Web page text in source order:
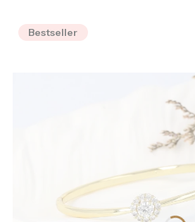
Bestseller